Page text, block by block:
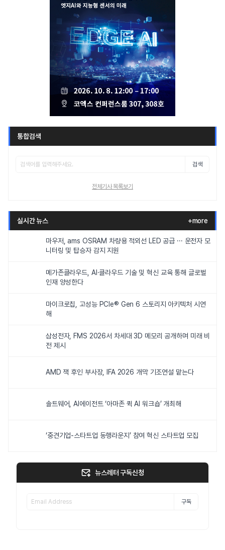
통합검색
검색
전체기사 목록보기
실시간 뉴스 +more
마우저, ams OSRAM 차량용 적외선 LED 공급 ··· 운전자 모
니터링 및 탑승자 감지 지원
메가존클라우드, AI·클라우드 기술 및 혁신 교육 통해 글로벌
인재 양성한다
마이크로칩, 고성능 PCIe® Gen 6 스토리지 아키텍처 시연
해
삼성전자, FMS 2026서 차세대 3D 메모리 공개하며 미래 비
전 제시
AMD 잭 후인 부사장, IFA 2026 개막 기조연설 맡는다
솔트웨어, AI에이전트 ‘아마존 퀵 AI 워크숍’ 개최해
‘중견기업-스타트업 동행라운지’ 참여 혁신 스타트업 모집
뉴스레터 구독신청
구독